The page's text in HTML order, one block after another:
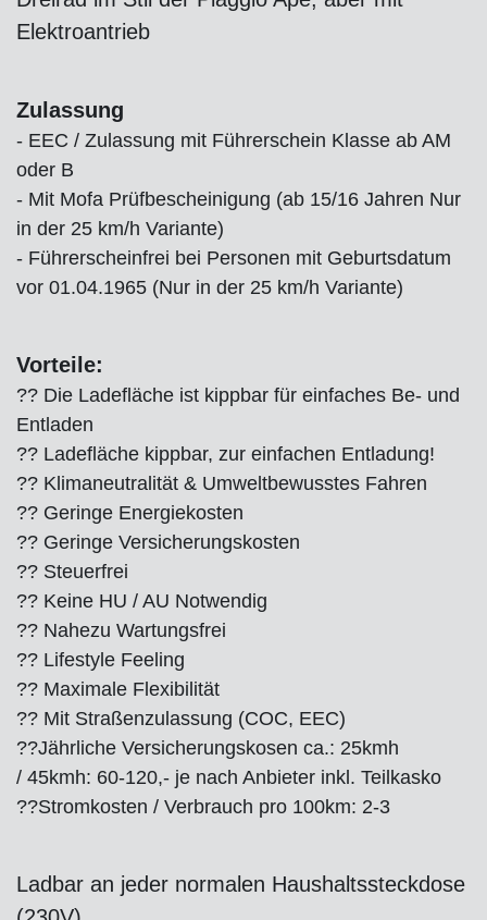
Elektroantrieb
Zulassung
- EEC / Zulassung mit Führerschein Klasse ab AM
oder B
- Mit Mofa Prüfbescheinigung (ab 15/16 Jahren Nur
in der 25 km/h Variante)
- Führerscheinfrei bei Personen mit Geburtsdatum
vor 01.04.1965 (Nur in der 25 km/h Variante)
Vorteile:
?? Die Ladefläche ist kippbar für einfaches Be- und
Entladen
?? Ladefläche kippbar, zur einfachen Entladung!
?? Klimaneutralität & Umweltbewusstes Fahren
?? Geringe Energiekosten
?? Geringe Versicherungskosten
?? Steuerfrei
?? Keine HU / AU Notwendig
?? Nahezu Wartungsfrei
?? Lifestyle Feeling
?? Maximale Flexibilität
?? Mit Straßenzulassung (COC, EEC)
??Jährliche Versicherungskosen ca.: 25kmh
/ 45kmh: 60-120,- je nach Anbieter inkl. Teilkasko
??Stromkosten / Verbrauch pro 100km: 2-3
Ladbar an jeder normalen Haushaltssteckdose